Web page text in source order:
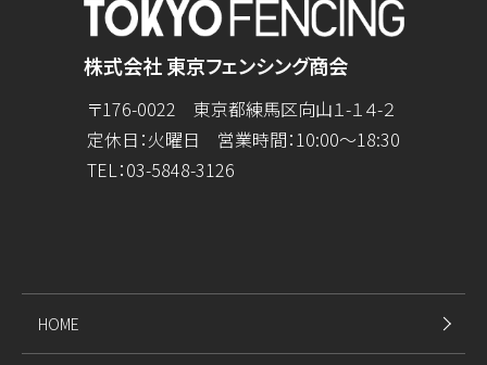
株式会社 東京フェンシング商会
〒176-0022 東京都練馬区向山１-１４-２
定休日：火曜日 営業時間：10:00～18:30
TEL：03-5848-3126
HOME